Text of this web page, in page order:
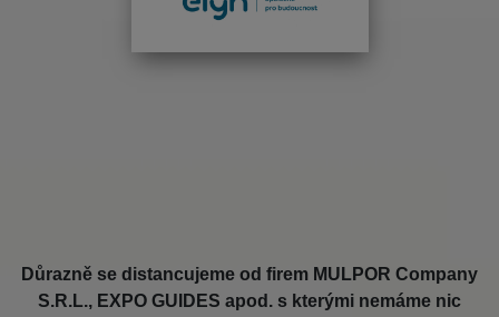
Důrazně se distancujeme od firem MULPOR Company
S.R.L., EXPO GUIDES apod. s kterými nemáme nic